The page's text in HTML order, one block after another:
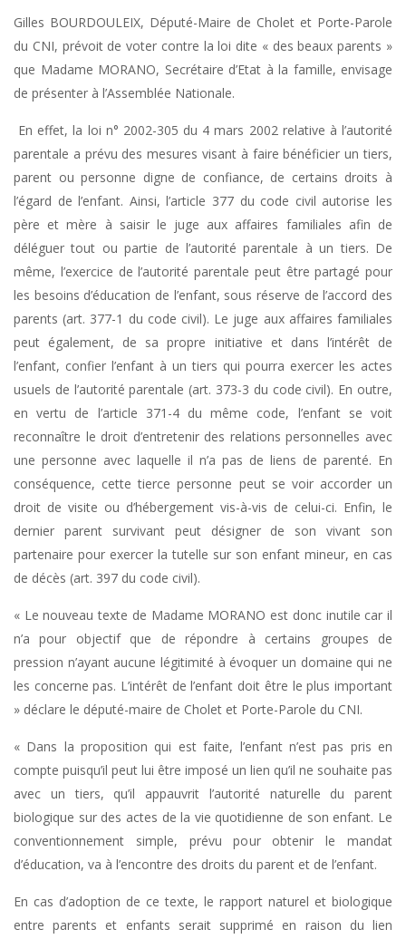
Gilles BOURDOULEIX, Député-Maire de Cholet et Porte-Parole
du CNI, prévoit de voter contre la loi dite « des beaux parents »
que Madame MORANO, Secrétaire d’Etat à la famille, envisage
de présenter à l’Assemblée Nationale.
En effet, la loi n° 2002-305 du 4 mars 2002 relative à l’autorité
parentale a prévu des mesures visant à faire bénéficier un tiers,
parent ou personne digne de confiance, de certains droits à
l’égard de l’enfant. Ainsi, l’article 377 du code civil autorise les
père et mère à saisir le juge aux affaires familiales afin de
déléguer tout ou partie de l’autorité parentale à un tiers. De
même, l’exercice de l’autorité parentale peut être partagé pour
les besoins d’éducation de l’enfant, sous réserve de l’accord des
parents (art. 377-1 du code civil). Le juge aux affaires familiales
peut également, de sa propre initiative et dans l’intérêt de
l’enfant, confier l’enfant à un tiers qui pourra exercer les actes
usuels de l’autorité parentale (art. 373-3 du code civil). En outre,
en vertu de l’article 371-4 du même code, l’enfant se voit
reconnaître le droit d’entretenir des relations personnelles avec
une personne avec laquelle il n’a pas de liens de parenté. En
conséquence, cette tierce personne peut se voir accorder un
droit de visite ou d’hébergement vis-à-vis de celui-ci. Enfin, le
dernier parent survivant peut désigner de son vivant son
partenaire pour exercer la tutelle sur son enfant mineur, en cas
de décès (art. 397 du code civil).
« Le nouveau texte de Madame MORANO est donc inutile car il
n’a pour objectif que de répondre à certains groupes de
pression n’ayant aucune légitimité à évoquer un domaine qui ne
les concerne pas. L’intérêt de l’enfant doit être le plus important
» déclare le député-maire de Cholet et Porte-Parole du CNI.
« Dans la proposition qui est faite, l’enfant n’est pas pris en
compte puisqu’il peut lui être imposé un lien qu’il ne souhaite pas
avec un tiers, qu’il appauvrit l’autorité naturelle du parent
biologique sur des actes de la vie quotidienne de son enfant. Le
conventionnement simple, prévu pour obtenir le mandat
d’éducation, va à l’encontre des droits du parent et de l’enfant.
En cas d’adoption de ce texte, le rapport naturel et biologique
entre parents et enfants serait supprimé en raison du lien